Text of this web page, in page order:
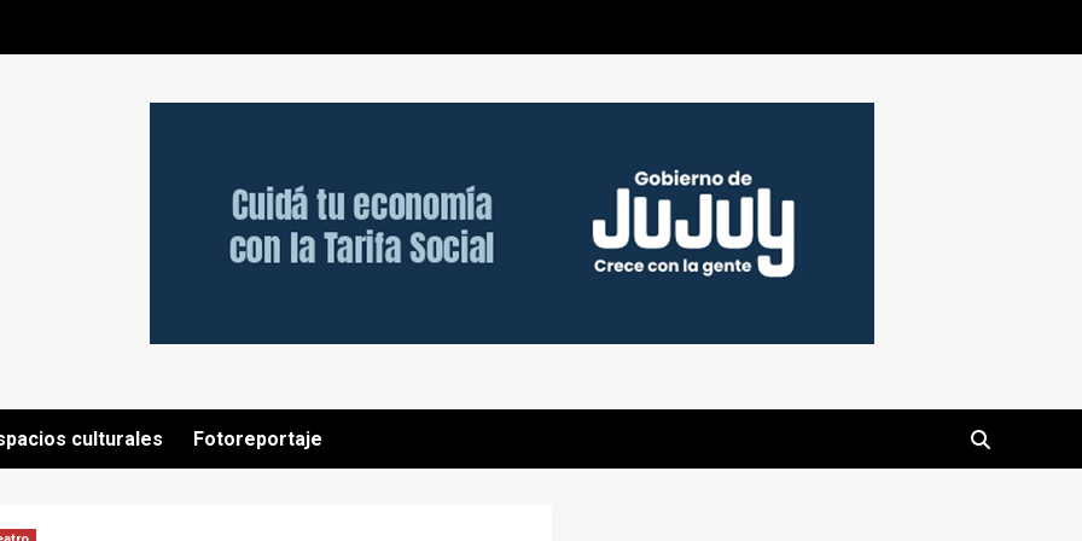
culturales Fotoreportaje